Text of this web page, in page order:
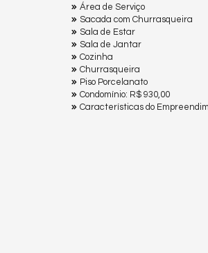
Área de Serviço
Sacada com Churrasqueira
Sala de Estar
Sala de Jantar
Cozinha
Churrasqueira
Piso Porcelanato
Condomínio: R$ 930,00
Características do